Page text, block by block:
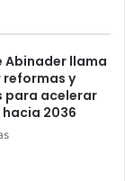
Abinader llama
reformas y
para acelerar
2036